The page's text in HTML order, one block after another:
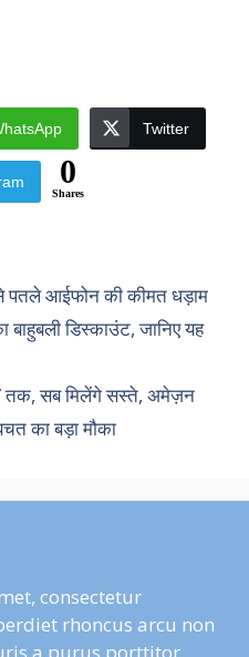
Twitter
0
Shares
आईफोन की कीमत धड़ाम
डिस्काउंट, जानिए यह
तक, सब मिलेंगे सस्ते, अमेज़न
का बड़ा मौका
consectetur
rhoncus arcu non
a purus porttitor